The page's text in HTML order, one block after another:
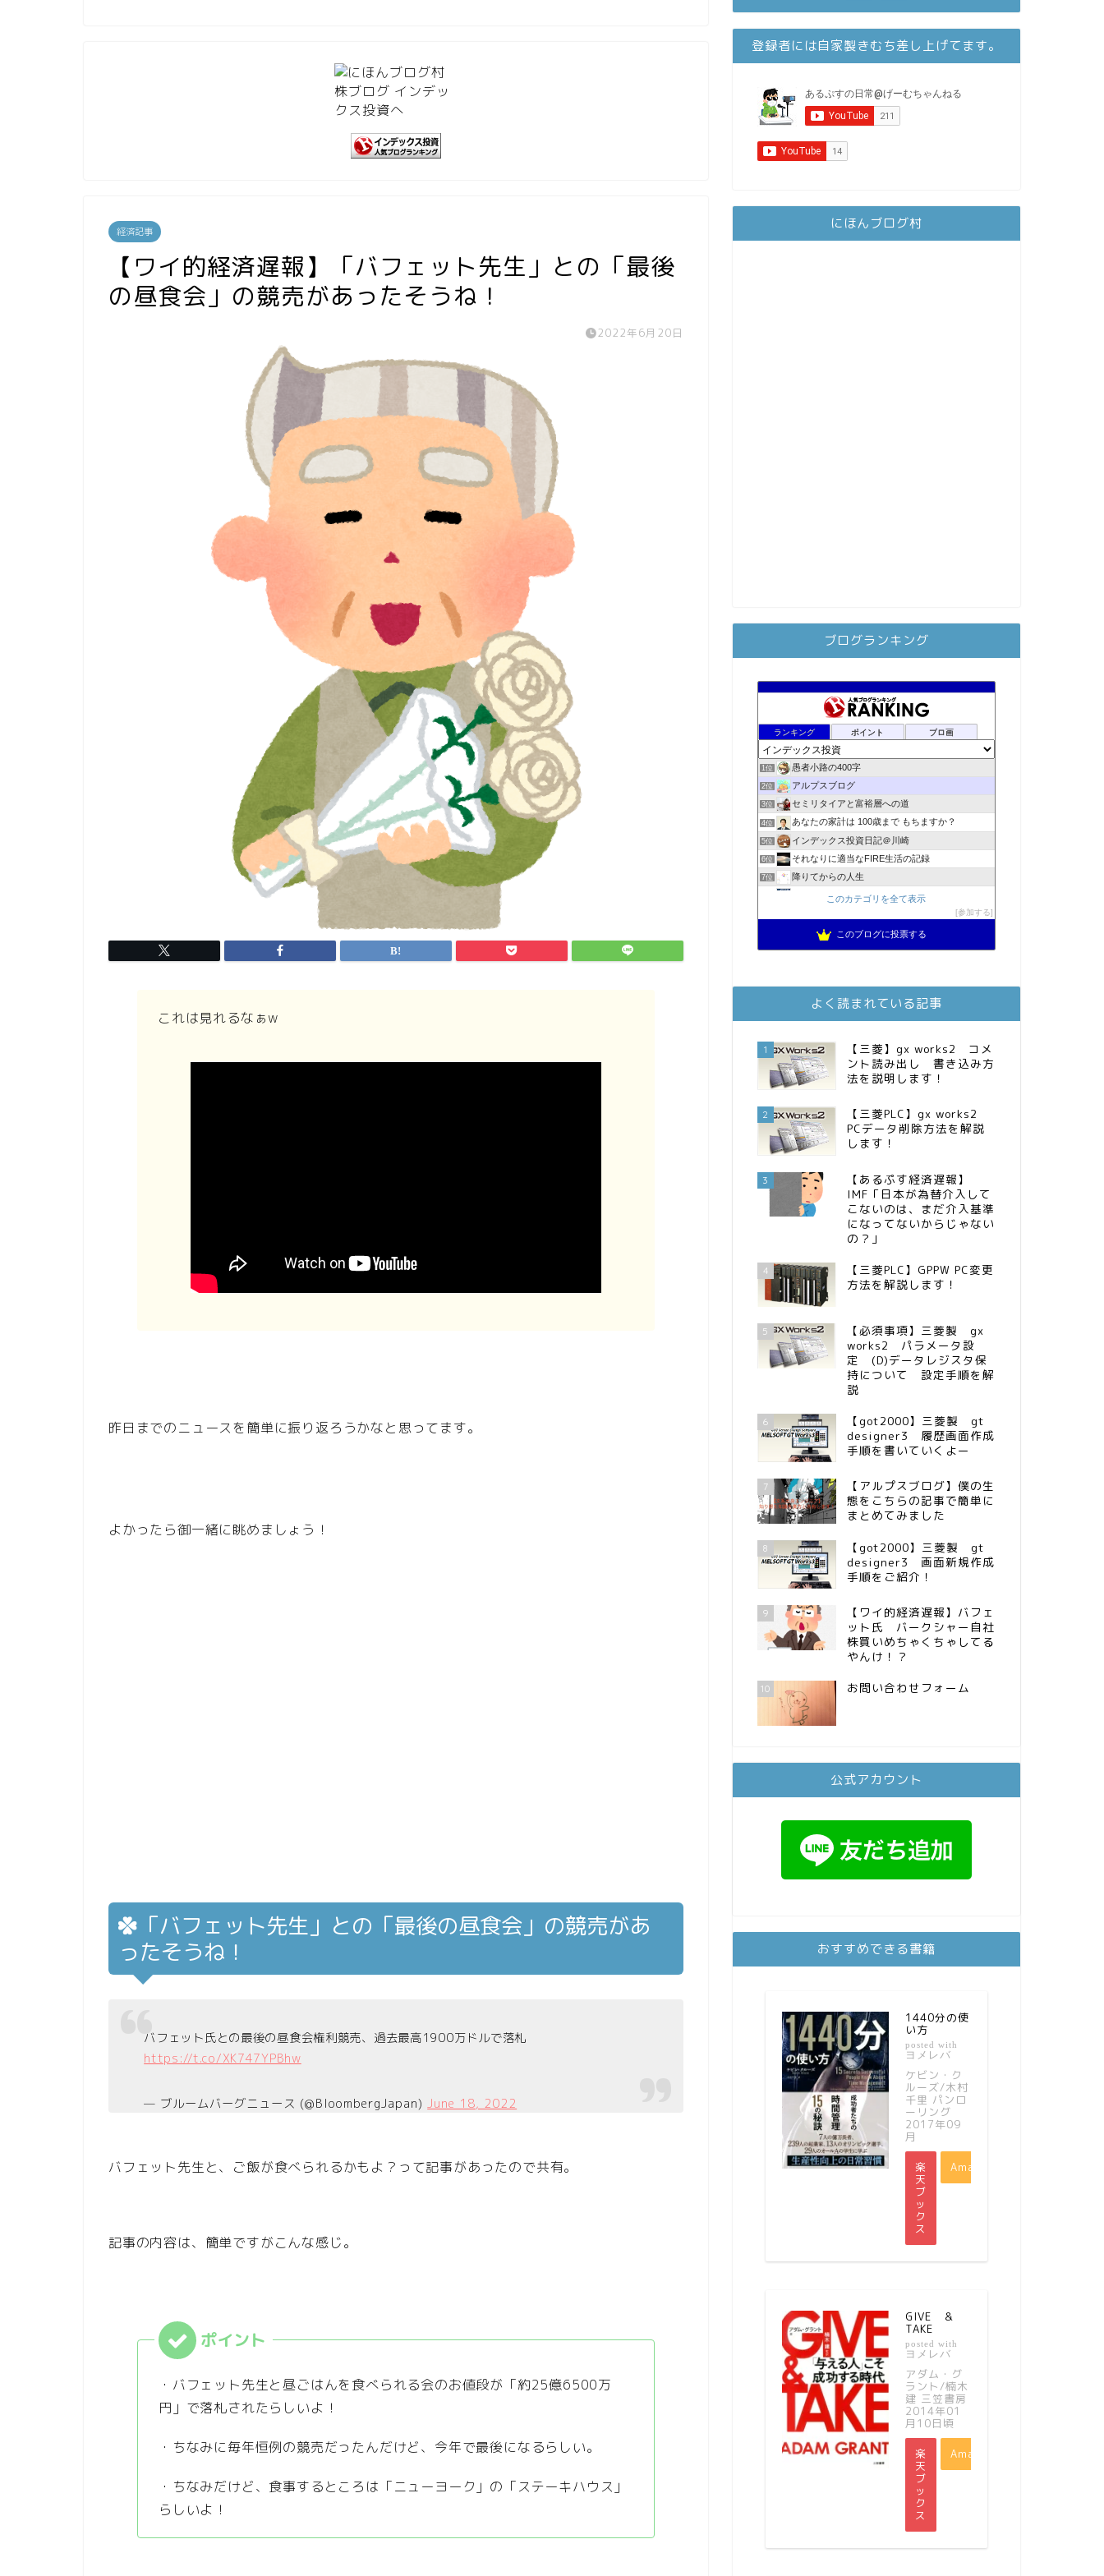
経済記事
【ワイ的経済遅報】「バフェット先生」との「最後
の昼食会」の競売があったそうね！
2022年6月20日
これは見れるなぁw
昨日までのニュースを簡単に振り返ろうかなと思ってます。
よかったら御一緒に眺めましょう！
「バフェット先生」との「最後の昼食会」の競売があ
ったそうね！
バフェット氏との最後の昼食会権利競売、過去最高1900万ドルで落札
https://t.co/XK747YPBhw
— ブルームバーグニュース (@BloombergJapan)June 18, 2022
バフェット先生と、ご飯が食べられるかもよ？って記事があったので共有。
記事の内容は、簡単ですがこんな感じ。
・バフェット先生と昼ごはんを食べられる会のお値段が「約25億6500万
円」で落札されたらしいよ！
・ちなみに毎年恒例の競売だったんだけど、今年で最後になるらしい。
・ちなみだけど、食事するところは「ニューヨーク」の「ステーキハウス」
らしいよ！
登録者には自家製きむち差し上げてます。
にほんブログ村
ブログランキング
ランキング ポイント ブロ画
1位 愚者小路の400字
2位 アルプスブログ
3位 セミリタイアと富裕層への道
4位 あなたの家計は 100歳まで もちますか？
5位 インデックス投資日記＠川崎
6位 それなりに適当なFIRE生活の記録
7位 降りてからの人生
2023年(46歳)FIRE！！！＠20XX年FIRE！！！
スパコンSEが効率的投資で一家セミリタイアするブログ
11位 MBAのインデックス投資日記
13位 庶民的家族がインデックス投資でセミリタイア目指してみた
FPが実践するお金の知恵を磨く勉強会
15位 インデックス投資でも富裕層
このカテゴリを全て表示
参加する
このブログに投票する
よく読まれている記事
1
【三菱】gx works2 コメ
ント読み出し 書き込み方
法を説明します！
2
【三菱PLC】gx works2
PCデータ削除方法を解説
します！
3
【あるぷす経済遅報】
IMF「日本が為替介入して
こないのは、まだ介入基準
になってないからじゃない
の？」
4
【三菱PLC】GPPW PC変更
方法を解説します！
5
【必須事項】三菱製 gx
works2 パラメータ設
定 (D)データレジスタ保
持について 設定手順を解
説
6
【got2000】三菱製 gt
designer3 履歴画面作成
手順を書いていくよー
7
【アルプスブログ】僕の生
態をこちらの記事で簡単に
まとめてみました
8
【got2000】三菱製 gt
designer3 画面新規作成
手順をご紹介！
9
【ワイ的経済遅報】バフェ
ット氏 バークシャー自社
株買いめちゃくちゃしてる
やんけ！？
10 お問い合わせフォーム
公式アカウント
おすすめできる書籍
1440分の使
い方
posted with
ヨメレバ
ケビン・ク
ルーズ/木村
千里 パンロ
ーリング
2017年09
月
楽
天
ブ
ッ
ク
ス
Amazon
GIVE ＆
TAKE
posted with
ヨメレバ
アダム・グ
ラント/楠木
建 三笠書房
2014年01
月10日頃
楽
天
ブ
ッ
ク
ス
Amazon